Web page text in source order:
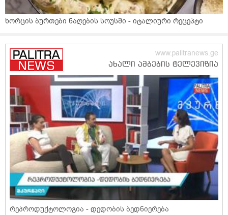
ხორცის ბურთები ნაღების სოუსში - იტალიური რეცეპტი
რეპროდუქტოლოგია - დედობის ბედნიერება